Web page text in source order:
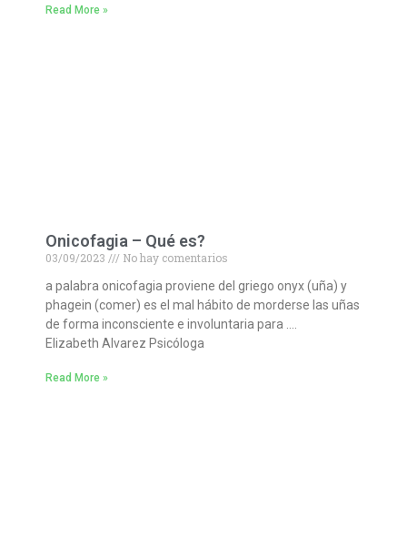
Read More »
Onicofagia – Qué es?
03/09/2023
No hay comentarios
a palabra onicofagia proviene del griego onyx (uña) y
phagein (comer) es el mal hábito de morderse las uñas
de forma inconsciente e involuntaria para ….
Elizabeth Alvarez Psicóloga
Read More »